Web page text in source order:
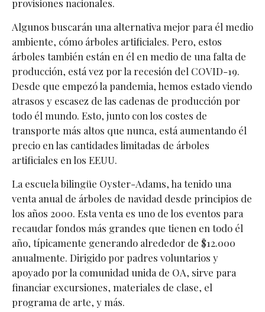
provisiones nacionales.
Algunos buscarán una alternativa mejor para él medio
ambiente, cómo árboles artificiales. Pero, estos
árboles también están en él en medio de una falta de
producción, está vez por la recesión del COVID-19.
Desde que empezó la pandemia, hemos estado viendo
atrasos y escasez de las cadenas de producción por
todo él mundo. Esto, junto con los costes de
transporte más altos que nunca, está aumentando él
precio en las cantidades limitadas de árboles
artificiales en los EEUU.
La escuela bilingüe Oyster-Adams, ha tenido una
venta anual de árboles de navidad desde principios de
los años 2000. Esta venta es uno de los eventos para
recaudar fondos más grandes que tienen en todo él
año, típicamente generando alrededor de $12.000
anualmente. Dirigido por padres voluntarios y
apoyado por la comunidad unida de OA, sirve para
financiar excursiones, materiales de clase, el
programa de arte, y más.